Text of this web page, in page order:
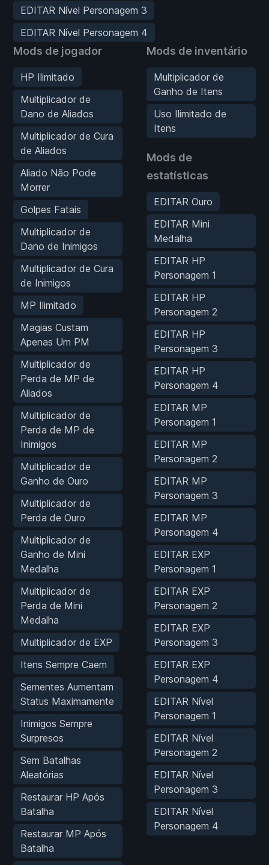
EDITAR Nível Personagem 3
EDITAR Nível Personagem 4
Mods de jogador
HP Ilimitado
Multiplicador de
Dano de Aliados
Multiplicador de Cura
de Aliados
Aliado Não Pode
Morrer
Golpes Fatais
Multiplicador de
Dano de Inimigos
Multiplicador de Cura
de Inimigos
MP Ilimitado
Magias Custam
Apenas Um PM
Multiplicador de
Perda de MP de
Aliados
Multiplicador de
Perda de MP de
Inimigos
Multiplicador de
Ganho de Ouro
Multiplicador de
Perda de Ouro
Multiplicador de
Ganho de Mini
Medalha
Multiplicador de
Perda de Mini
Medalha
Multiplicador de EXP
Itens Sempre Caem
Sementes Aumentam
Status Maximamente
Inimigos Sempre
Surpresos
Sem Batalhas
Aleatórias
Restaurar HP Após
Batalha
Restaurar MP Após
Batalha
Mods de inventário
Multiplicador de
Ganho de Itens
Uso Ilimitado de
Itens
Mods de
estatísticas
EDITAR Ouro
EDITAR Mini
Medalha
EDITAR HP
Personagem 1
EDITAR HP
Personagem 2
EDITAR HP
Personagem 3
EDITAR HP
Personagem 4
EDITAR MP
Personagem 1
EDITAR MP
Personagem 2
EDITAR MP
Personagem 3
EDITAR MP
Personagem 4
EDITAR EXP
Personagem 1
EDITAR EXP
Personagem 2
EDITAR EXP
Personagem 3
EDITAR EXP
Personagem 4
EDITAR Nível
Personagem 1
EDITAR Nível
Personagem 2
EDITAR Nível
Personagem 3
EDITAR Nível
Personagem 4